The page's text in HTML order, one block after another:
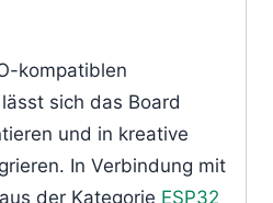
kompatiblen
sich das Board
und in kreative
In Verbindung mit
der Kategorie ESP32